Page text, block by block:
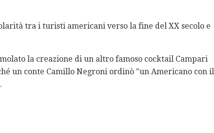
tra i turisti americani verso la fine del XX secolo e
la creazione di un altro famoso cocktail Campari
un conte Camillo Negroni ordinò "un Americano con il